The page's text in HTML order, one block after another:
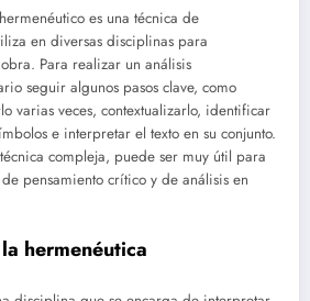
es una técnica de
en diversas disciplinas para
Para realizar un análisis
seguir algunos pasos clave, como
varias veces, contextualizarlo, identificar
e interpretar el texto en su conjunto.
compleja, puede ser muy útil para
pensamiento crítico y de análisis en
hermenéutica